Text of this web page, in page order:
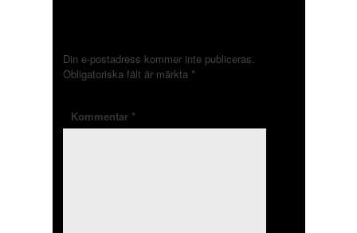
Din e-postadress kommer inte publiceras.
Obligatoriska fält är märkta *
Kommentar *